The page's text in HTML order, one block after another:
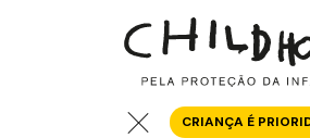
CRIANÇA É